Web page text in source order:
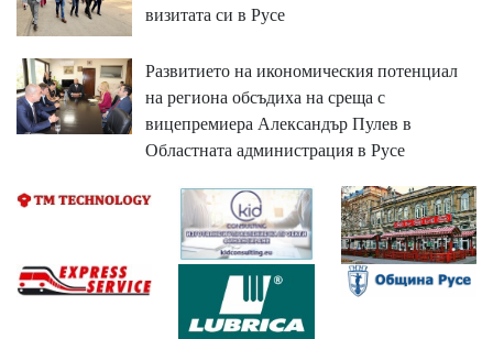
визитата си в Русе
Развитието на икономическия потенциал
на региона обсъдиха на среща с
вицепремиера Александър Пулев в
Областната администрация в Русе